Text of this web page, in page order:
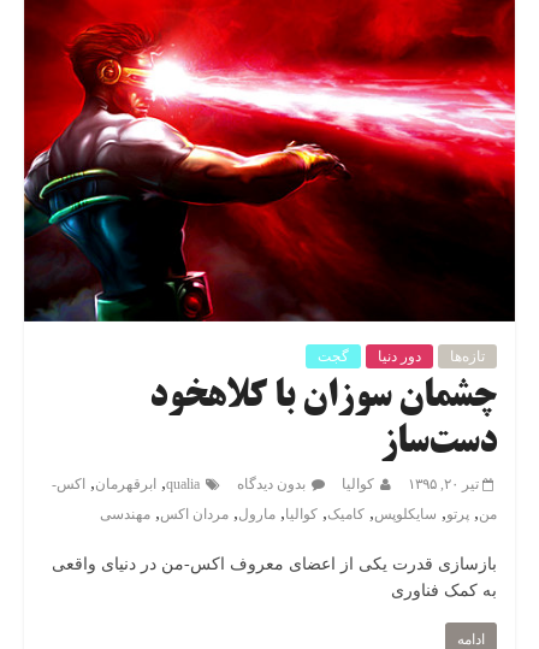
تازه‌ها دور دنیا گجت
چشمان سوزان با کلاهخود
دست‌ساز
تیر ۲۰, ۱۳۹۵ کوالیا بدون دیدگاه qualia
, ابرقهرمان, اکس-
من, پرتو, سایکلوپس, کامیک, کوالیا, مارول, مردان اکس, مهندسی
بازسازی قدرت یکی از اعضای معروف اکس-من در دنیای واقعی
به کمک فناوری‌
ادامه